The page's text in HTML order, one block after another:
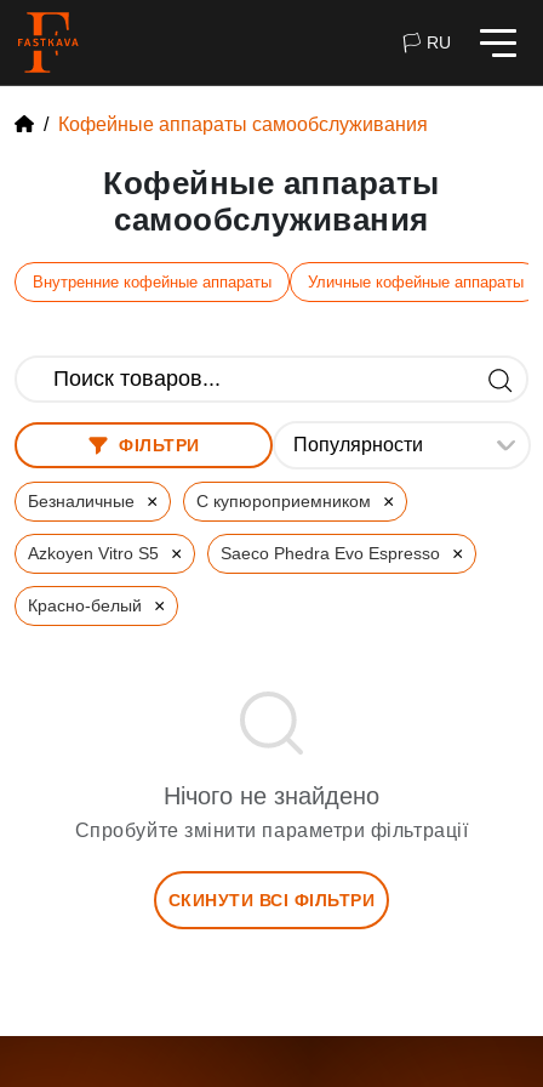
🏳 RU
Кофейные аппараты самообслуживания
Кофейные аппараты
самообслуживания
Внутренние кофейные аппараты Уличные кофейные аппараты
ФІЛЬТРИ
Безналичные × С купюроприемником ×
Azkoyen Vitro S5 × Saeco Phedra Evo Espresso ×
Красно-белый ×
Нічого не знайдено
Спробуйте змінити параметри фільтрації
СКИНУТИ ВСІ ФІЛЬТРИ